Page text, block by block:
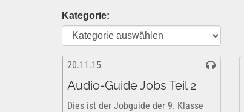
Kategorie:
20.11.15
Audio-Guide Jobs Teil 2
Dies ist der Jobguide der 9. Klasse